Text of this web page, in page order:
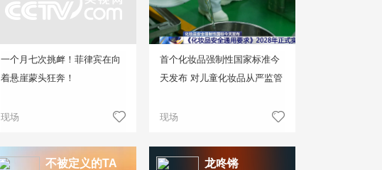
一个月七次挑衅！菲律宾在向
着悬崖蒙头狂奔！
现场
首个化妆品强制性国家标准今
天发布 对儿童化妆品从严监管
现场
不被定义的TA 龙咚锵